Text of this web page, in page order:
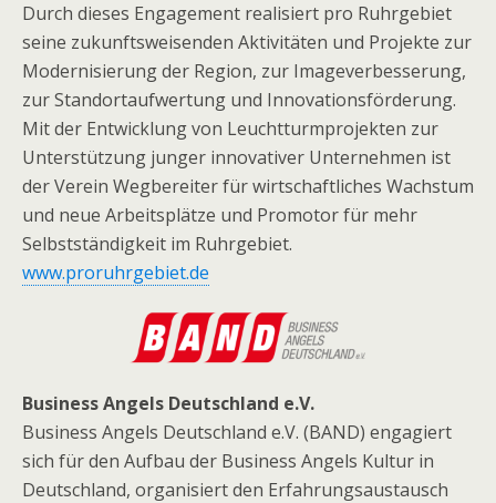
Durch dieses Engagement realisiert pro Ruhrgebiet
seine zukunftsweisenden Aktivitäten und Projekte zur
Modernisierung der Region, zur Imageverbesserung,
zur Standortaufwertung und Innovationsförderung.
Mit der Entwicklung von Leuchtturmprojekten zur
Unterstützung junger innovativer Unternehmen ist
der Verein Wegbereiter für wirtschaftliches Wachstum
und neue Arbeitsplätze und Promotor für mehr
Selbstständigkeit im Ruhrgebiet.
www.proruhrgebiet.de
Business Angels Deutschland e.V.
Business Angels Deutschland e.V. (BAND) engagiert
sich für den Aufbau der Business Angels Kultur in
Deutschland, organisiert den Erfahrungsaustausch